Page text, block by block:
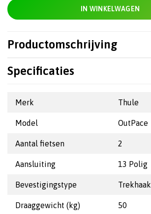
IN WINKELWAGEN
Productomschrijving
Specificaties
Merk Thule
Model OutPace
Aantal fietsen 2
Aansluiting 13 Polig
Bevestigingstype Trekhaak
Draaggewicht (kg) 50